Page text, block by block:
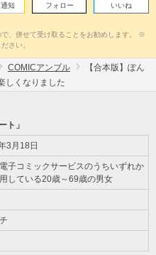
知 フォロー いいね
、併せて受け取ることをお勧めします。 ※
さい。
COMICアンブル
【合本版】ぽん
しくなりました
ト」
3月18日
子コミックサービスのうちいずれか
している20歳～69歳の男女